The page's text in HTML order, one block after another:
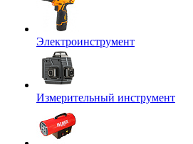
Электроинструмент
Измерительный инструмент